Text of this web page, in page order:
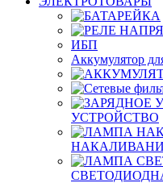
ИБП
Аккумулятор
УСТРОЙСТВО